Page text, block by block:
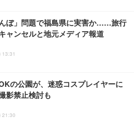
んぼ」問題で福島県に実害か……旅行
ャンセルと地元メディア報道
13:31
の公園が、迷惑コスプレイヤーに
禁止検討も
21:30